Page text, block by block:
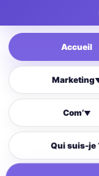
Accueil
Marketing
Com’▼
Qui suis-je